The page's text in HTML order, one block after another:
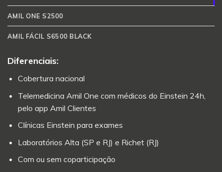
AMIL ONE S2500
AMIL FÁCIL S6500 BLACK
Diferenciais:
Cobertura nacional
Telemedicina Amil One com médicos do Einstein 24h,
pelo app Amil Clientes
Clínicas Einstein para exames
Laboratórios Alta (SP e RJ) e Richet (RJ)
Com ou sem coparticipação